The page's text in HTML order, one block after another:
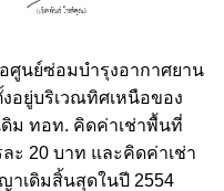
ศูนย์ซ่อมบำรุงอากาศยาน
อยู่บริเวณทิศเหนือของ
ม ทอท. คิดค่าเช่าพื้นที่
ะ 20 บาท และคิดค่าเช่า
เดิมสิ้นสุดในปี 2554